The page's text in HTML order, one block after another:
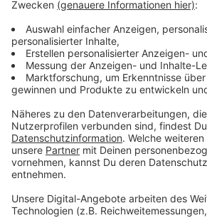
informieren dich.
Zum Newsletter
Du möchtest uns etwas